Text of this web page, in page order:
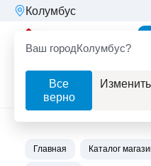
Колумбус
Ваш городКолумбус?
Все
верно
Изменить
Фильтр
Главная Каталог